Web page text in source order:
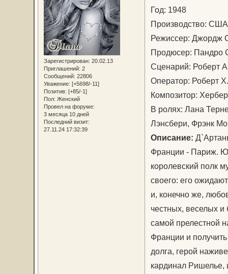
Зарегистрирован: 20.02.13
Приглашений: 2
Сообщений: 22806
Уважение: [+5698/-11]
Позитив: [+85/-1]
Пол: Женский
Провел на форуме:
3 месяца 10 дней
Последний визит:
27.11.24 17:32:39
Год: 1948
Производство:
Режиссер:
Продюсер:
Сценарий: Роберт
Оператор: Роберт
Композитор:
В ролях: Лана
Лэнсбери, Фрэнк
Описание:
Франции - Париж.
королевский полк
своего: его
и, конечно же,
честных, веселых и
самой прелестной
Франции и
долга, герой
кардинал Ришелье,